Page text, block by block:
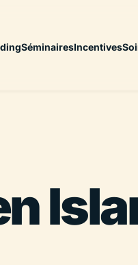
SéminairesIncentives